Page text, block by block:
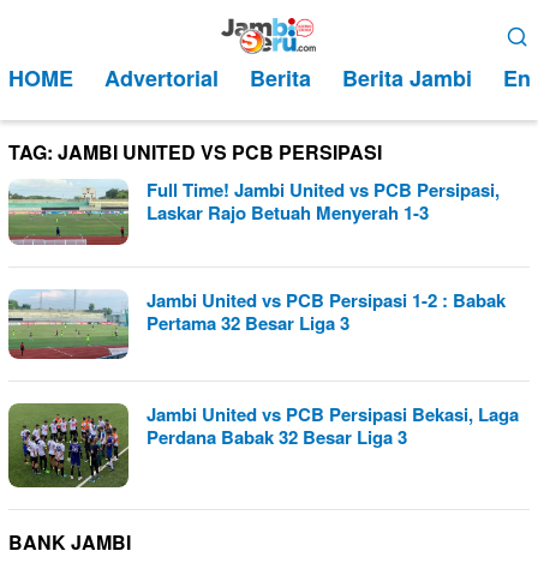
kontenMobile
HOME Advertorial Berita Berita Jambi
TAG: JAMBI UNITED VS PCB PERSIPASI
Full Time! Jambi United vs PCB Persipasi,
Laskar Rajo Betuah Menyerah 1-3
Jambi United vs PCB Persipasi 1-2 : Babak
Pertama 32 Besar Liga 3
Jambi United vs PCB Persipasi Bekasi, Laga
Perdana Babak 32 Besar Liga 3
BANK JAMBI